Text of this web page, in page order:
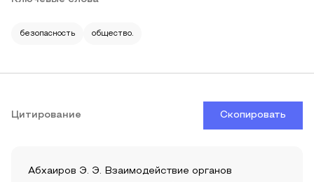
безопасность общество.
Цитирование Скопировать
Абхаиров Э. Э. Взаимодействие органов